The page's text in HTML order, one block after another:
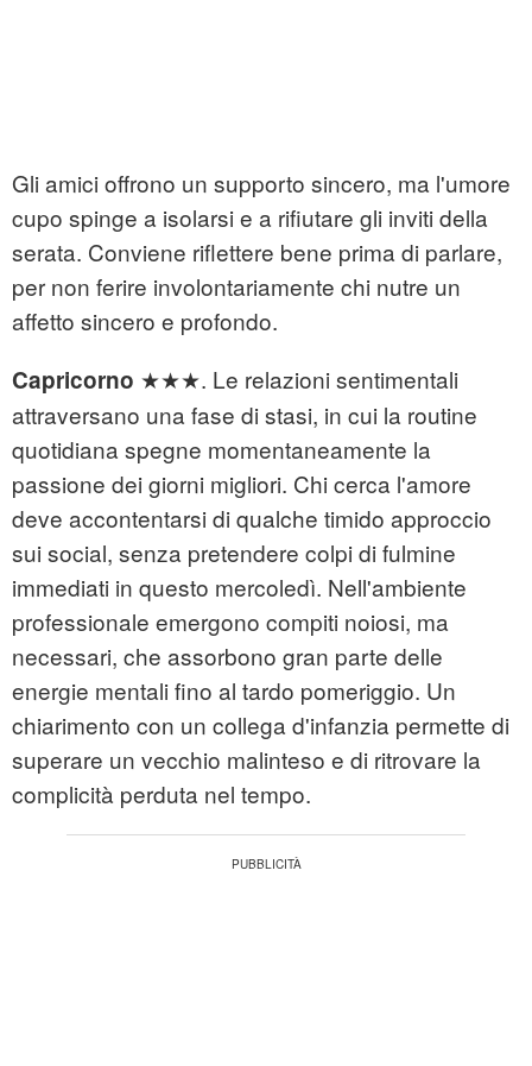
Gli amici offrono un supporto sincero, ma l'umore
cupo spinge a isolarsi e a rifiutare gli inviti della
serata. Conviene riflettere bene prima di parlare,
per non ferire involontariamente chi nutre un
affetto sincero e profondo.
Capricorno ★★★. Le relazioni sentimentali
attraversano una fase di stasi, in cui la routine
quotidiana spegne momentaneamente la
passione dei giorni migliori. Chi cerca l'amore
deve accontentarsi di qualche timido approccio
sui social, senza pretendere colpi di fulmine
immediati in questo mercoledì. Nell'ambiente
professionale emergono compiti noiosi, ma
necessari, che assorbono gran parte delle
energie mentali fino al tardo pomeriggio. Un
chiarimento con un collega d'infanzia permette di
superare un vecchio malinteso e di ritrovare la
complicità perduta nel tempo.